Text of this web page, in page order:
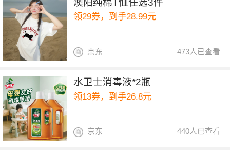
领29券，到手28.99元
473人已查看
京东
水卫士消毒液*2瓶
领13券，到手26.8元
440人已查看
京东